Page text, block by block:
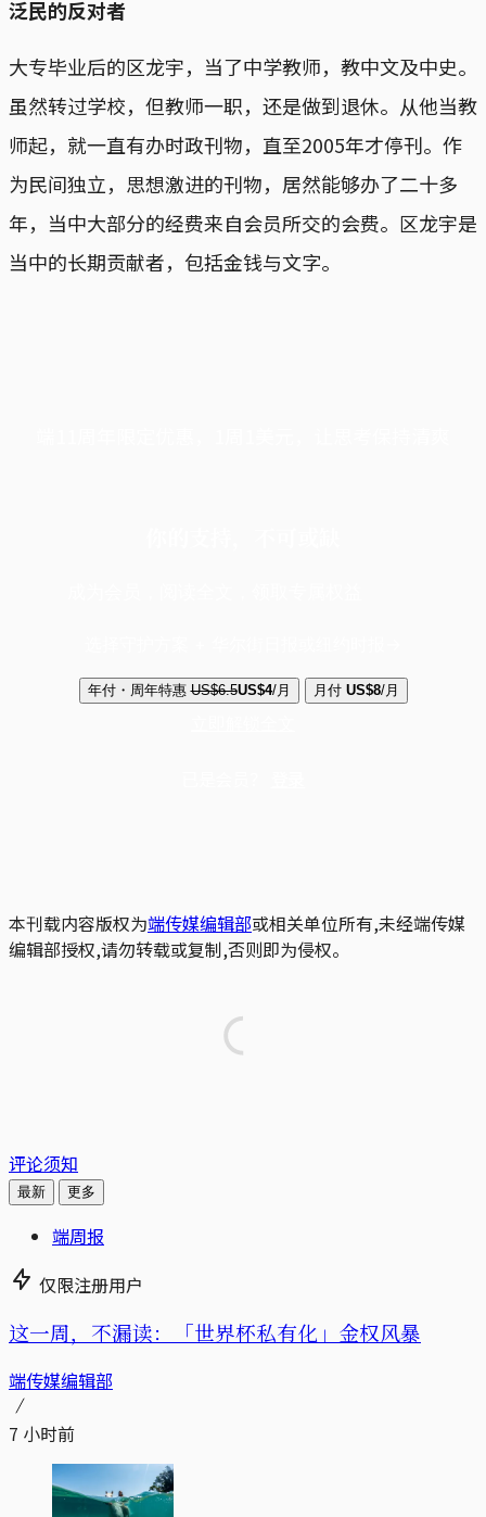
泛民的反对者
大专毕业后的区龙宇，当了中学教师，教中文及中史。
虽然转过学校，但教师一职，还是做到退休。从他当教
师起，就一直有办时政刊物，直至2005年才停刊。作
为民间独立，思想激进的刊物，居然能够办了二十多
年，当中大部分的经费来自会员所交的会费。区龙宇是
当中的长期贡献者，包括金钱与文字。
年付・周年特惠 US$6.5US$4/月 月付 US$8/月
本刊载内容版权为端传媒编辑部或相关单位所有,未经端传媒
编辑部授权,请勿转载或复制,否则即为侵权。
评论须知
最新 更多
端周报
仅限注册用户
这一周，不漏读：「世界杯私有化」金权风暴
端传媒编辑部
7 小时前